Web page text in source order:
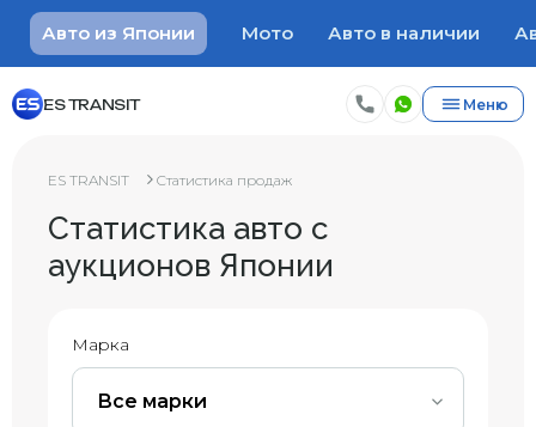
Авто из Японии Мото Авто в наличии
ES TRANSIT Меню
ES TRANSIT Статистика продаж
Статистика авто с
аукционов Японии
Марка
Все марки